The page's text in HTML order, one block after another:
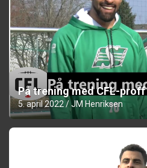
På trening med CFL-
5. april 2022 JM Henriksen